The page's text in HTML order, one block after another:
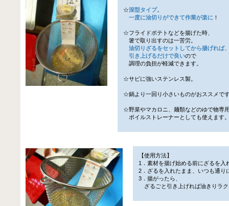
☆深型タイプ。
一度に油切りができて作業が楽に ！
☆フライドポテトなどを揚げた時、
箸で取り出すのは一苦労。
油切りざるをセットしてから揚げれば
引き上げるだけで良いので
調理の負担が軽減できます。
☆サビに強いステンレス製。
☆鍋より一回り小さいものがおススメで
☆野菜やマカロニ、麺類などのゆで物専
ボイルストレーナーとしても使えます
【使用方法】
1．素材を揚げ始める前にざるを入
2．ざるを入れたまま、いつも通り
3．揚がったら、
ざるごと引き上げれば油きりラ